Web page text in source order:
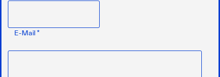
E-Mail*